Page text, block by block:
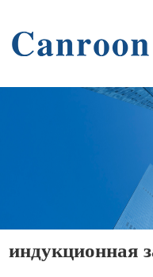
Продукция
индукционная